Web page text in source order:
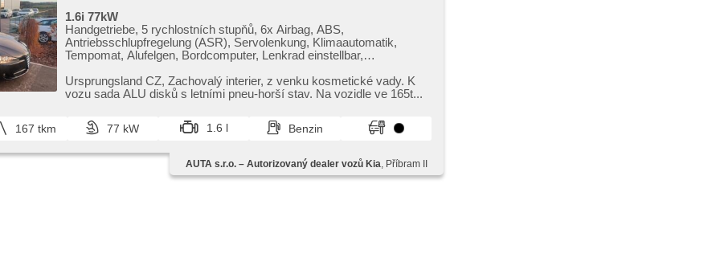
1.6i 77kW
Handgetriebe, 5 rychlostních stupňů, 6x Airbag, ABS,
Antriebsschlupfregelung (ASR), Servolenkung, Klimaautomatik,
Tempomat, Alufelgen, Bordcomputer, Lenkrad einstellbar,
Zentralverriegelung mit Funkfernbedienung, Abnutzungssensor des
Bremsbelages, Nebelscheinwerfer, CD-Spieler, Außenthermometer,
Ursprungsland CZ,​ Zachovalý interier,​ z venku kosmetické vady. K
vozu sada ALU disků s letními pneu​-horší stav. Na vozidle ve 165t...
167 tkm 77 kW 1.6 l Benzin
AUTA s.r.o. – Autorizovaný dealer vozů Kia, Příbram II